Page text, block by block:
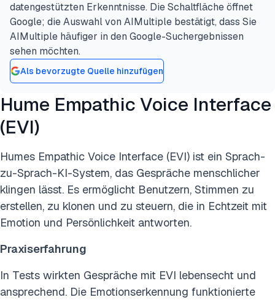
datengestützten Erkenntnisse. Die Schaltfläche öffnet
Google; die Auswahl von AIMultiple bestätigt, dass Sie
AIMultiple häufiger in den Google-Suchergebnissen
sehen möchten.
Als bevorzugte Quelle hinzufügen
Hume Empathic Voice Interface
(EVI)
Humes Empathic Voice Interface (EVI) ist ein Sprach-
zu-Sprach-KI-System, das Gespräche menschlicher
klingen lässt. Es ermöglicht Benutzern, Stimmen zu
erstellen, zu klonen und zu steuern, die in Echtzeit mit
Emotion und Persönlichkeit antworten.
Praxiserfahrung
In Tests wirkten Gespräche mit EVI lebensecht und
ansprechend. Die Emotionserkennung funktionierte